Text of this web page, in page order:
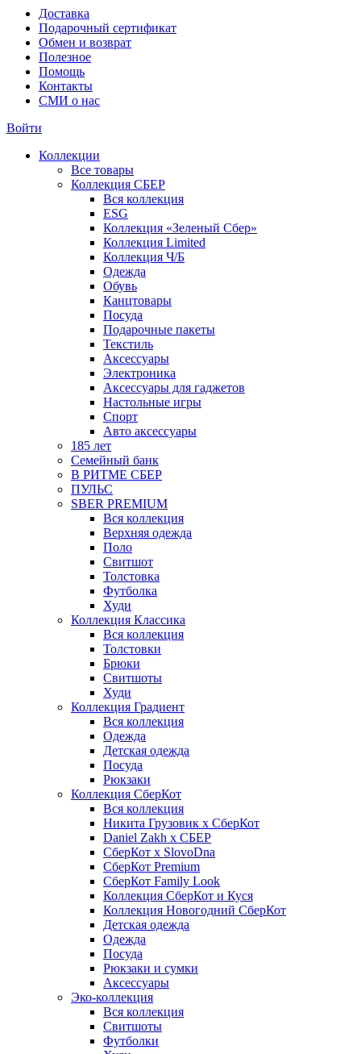
Доставка
Подарочный сертификат
Обмен и возврат
Полезное
Помощь
Контакты
СМИ о нас
Войти
Коллекции
Все товары
Коллекция СБЕР
Вся коллекция
ESG
Коллекция «Зеленый Сбер»
Коллекция Limited
Коллекция Ч/Б
Одежда
Обувь
Канцтовары
Посуда
Подарочные пакеты
Текстиль
Аксессуары
Электроника
Аксессуары для гаджетов
Настольные игры
Спорт
Авто аксессуары
185 лет
Семейный банк
В РИТМЕ СБЕР
ПУЛЬС
SBER PREMIUM
Вся коллекция
Верхняя одежда
Поло
Свитшот
Толстовка
Футболка
Худи
Коллекция Классика
Вся коллекция
Толстовки
Брюки
Свитшоты
Худи
Коллекция Градиент
Вся коллекция
Одежда
Детская одежда
Посуда
Рюкзаки
Коллекция СберКот
Вся коллекция
Никита Грузовик х СберКот
Daniel Zakh x СБЕР
СберКот x SlovoDna
СберКот Premium
СберКот Family Look
Коллекция СберКот и Куся
Коллекция Новогодний СберКот
Детская одежда
Одежда
Посуда
Рюкзаки и сумки
Аксессуары
Эко-коллекция
Вся коллекция
Свитшоты
Футболки